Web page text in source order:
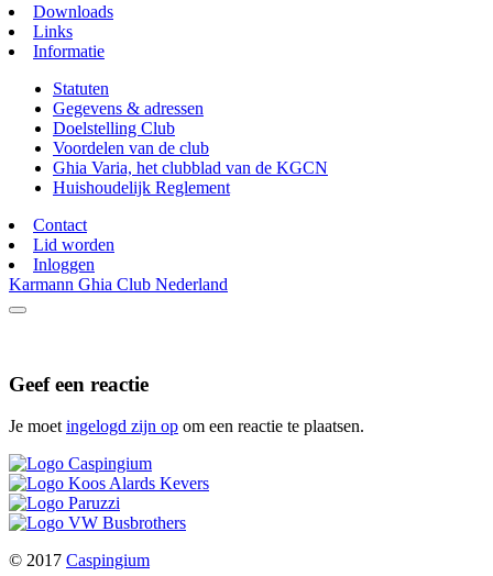
Downloads
Links
Informatie
Statuten
Gegevens & adressen
Doelstelling Club
Voordelen van de club
Ghia Varia, het clubblad van de KGCN
Huishoudelijk Reglement
Contact
Lid worden
Inloggen
Karmann Ghia Club Nederland
Geef een reactie
Je moet ingelogd zijn op om een reactie te plaatsen.
© 2017 Caspingium